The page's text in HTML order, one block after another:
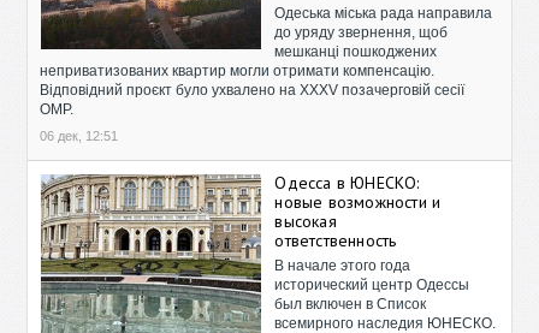
Одеська міська рада направила
до уряду звернення, щоб
мешканці пошкоджених
неприватизованих квартир могли отримати компенсацію.
Відповідний проєкт було ухвалено на XXXV позачерговій сесії
ОМР.
06 дек, 12:51
Одесса в ЮНЕСКО:
новые возможности и
высокая
ответственность
В начале этого года
исторический центр Одессы
был включен в Список
всемирного наследия ЮНЕСКО.